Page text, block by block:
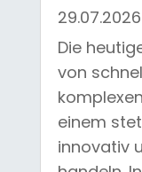
29.07.2026
Die
von
einem
innovativ